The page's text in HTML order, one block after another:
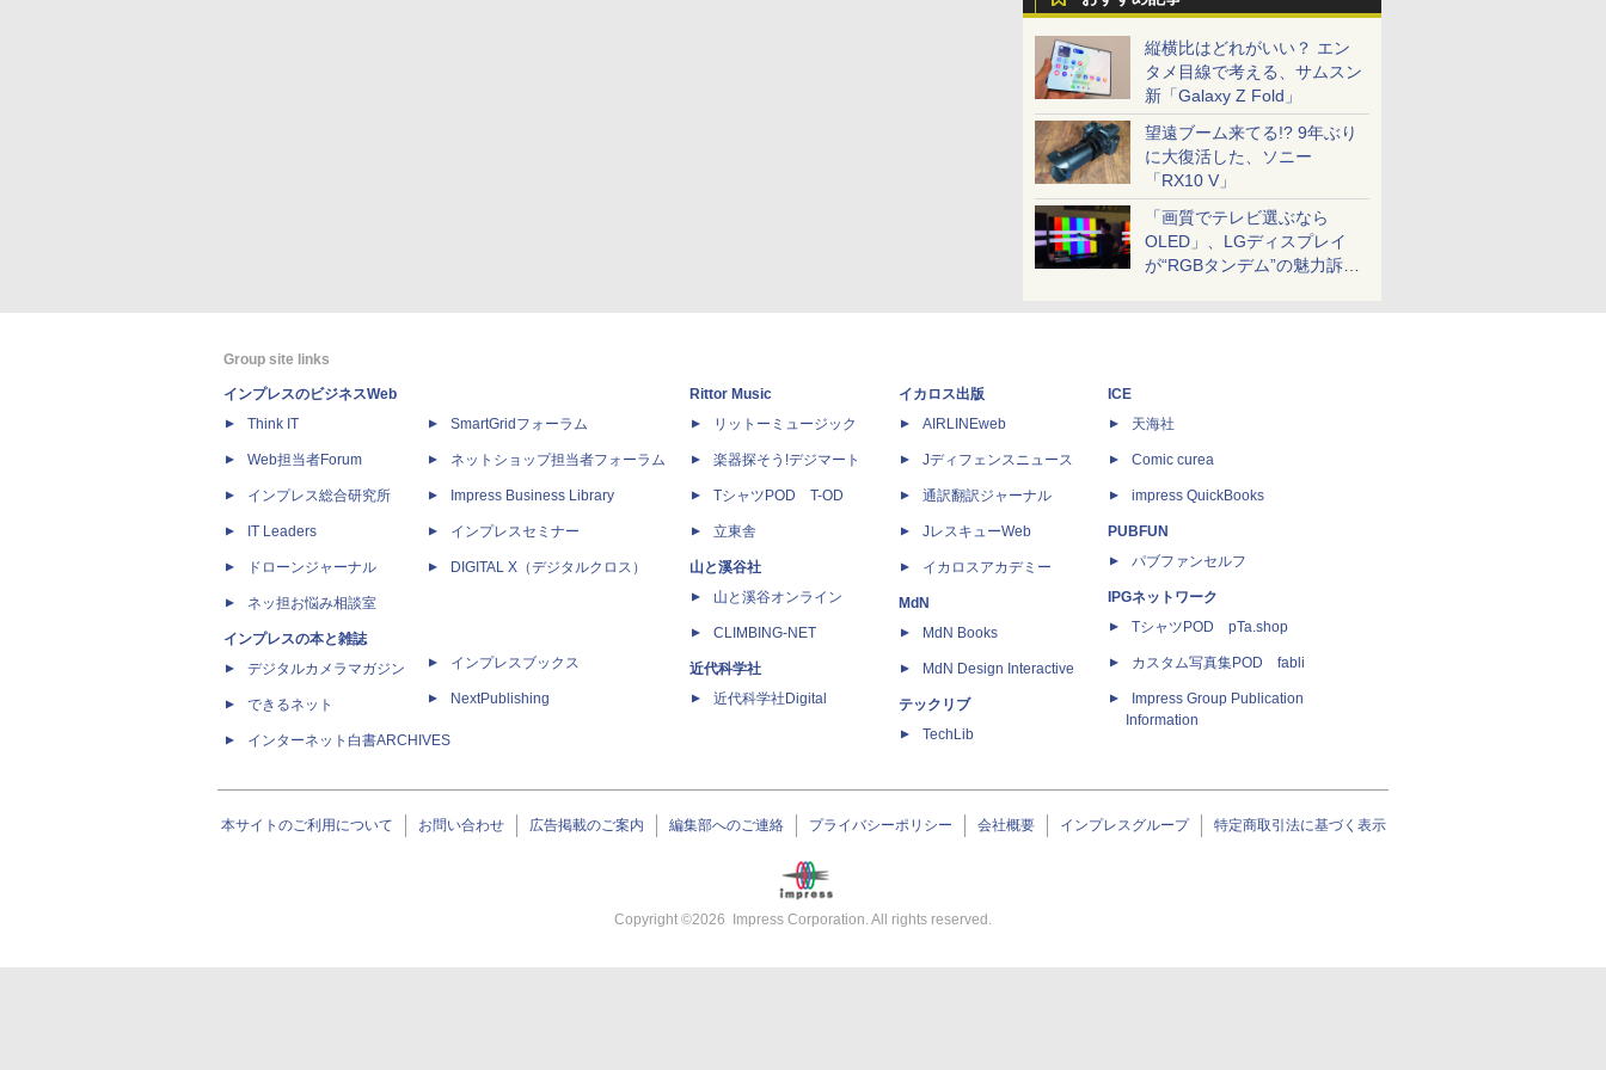
縦横比はどれがいい？ エン
タメ目線で考える、サムスン
新「Galaxy Z Fold」
望遠ブーム来てる!? 9年ぶり
に大復活した、ソニー
「RX10 V」
「画質でテレビ選ぶなら
OLED」、LGディスプレイ
が“RGBタンデム”の魅力訴
Group site links
インプレスのビジネスWeb
Think IT
Web担当者Forum
インプレス総合研究所
IT Leaders
ドローンジャーナル
ネッ担お悩み相談室
インプレスの本と雑誌
デジタルカメラマガジン
できるネット
インターネット白書ARCHIVES
SmartGridフォーラム
ネットショップ担当者フォーラム
Impress Business Library
インプレスセミナー
DIGITAL X（デジタルクロス）
インプレスブックス
NextPublishing
Rittor Music
リットーミュージック
楽器探そう!デジマート
TシャツPOD T-OD
立東舎
山と溪谷社
山と溪谷オンライン
CLIMBING-NET
近代科学社
近代科学社Digital
イカロス出版
AIRLINEweb
Jディフェンスニュース
通訳翻訳ジャーナル
JレスキューWeb
イカロスアカデミー
MdN
MdN Books
MdN Design Interactive
テックリブ
TechLib
ICE
天海社
Comic curea
impress QuickBooks
PUBFUN
パブファンセルフ
IPGネットワーク
TシャツPOD pTa.shop
カスタム写真集POD fabli
Impress Group Publication
Information
本サイトのご利用について お問い合わせ 広告掲載のご案内 編集部へのご連絡 プライバシーポリシー 会社概要 インプレスグループ 特定商取引法に基づく表示
Copyright ©2026 Impress Corporation. All rights reserved.